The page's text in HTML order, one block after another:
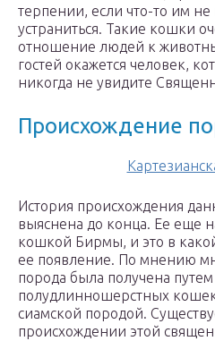
терпении, если что-то им
устраниться. Такие кошки
отношение людей к
гостей окажется человек,
никогда не увидите
Происхождение
История происхождения
выяснена до конца. Ее еще
кошкой Бирмы, и это в
ее появление. По мнению
порода была получена путем
полудлинношерстных
сиамской породой.
происхождении этой